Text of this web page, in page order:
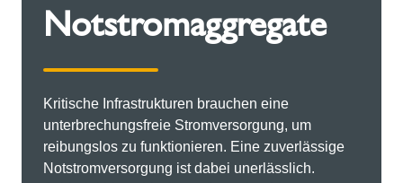
Notstromaggregate
Kritische Infrastrukturen brauchen eine
unterbrechungsfreie Stromversorgung, um
reibungslos zu funktionieren. Eine zuverlässige
Notstromversorgung ist dabei unerlässlich.